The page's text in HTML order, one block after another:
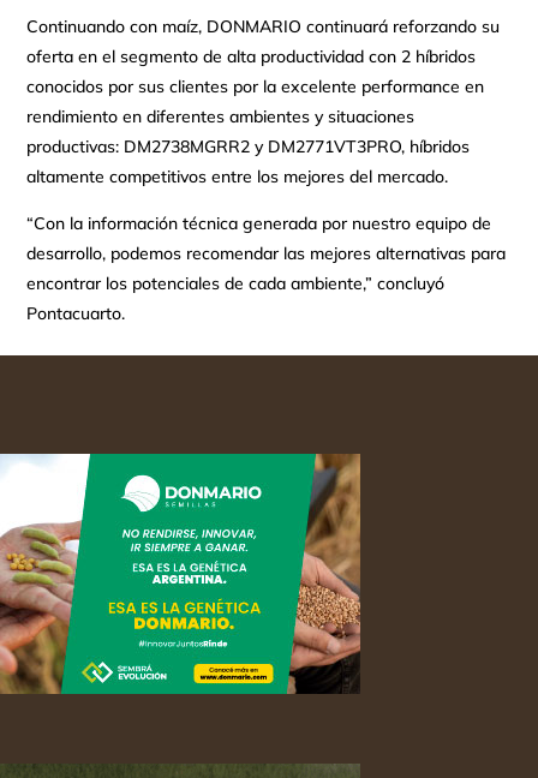
Continuando con maíz, DONMARIO continuará reforzando su
oferta en el segmento de alta productividad con 2 híbridos
conocidos por sus clientes por la excelente performance en
rendimiento en diferentes ambientes y situaciones
productivas: DM2738MGRR2 y DM2771VT3PRO, híbridos
altamente competitivos entre los mejores del mercado.
“Con la información técnica generada por nuestro equipo de
desarrollo, podemos recomendar las mejores alternativas para
encontrar los potenciales de cada ambiente,” concluyó
Pontacuarto.